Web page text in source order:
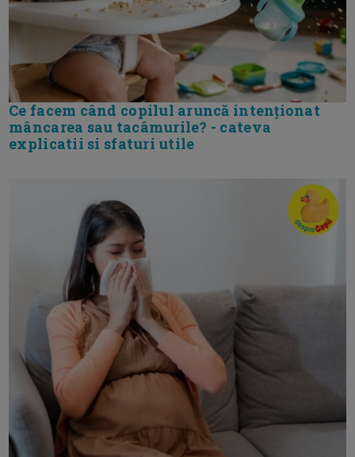
Ce facem când copilul aruncă intenționat
mâncarea sau tacâmurile? - cateva
explicatii si sfaturi utile